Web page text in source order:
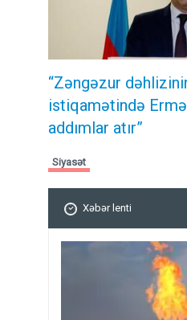
“Zəngəzur
istiqamətində
addımlar atır”
Siyasət
Xəbər lenti